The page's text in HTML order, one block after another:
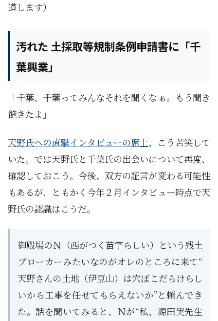
道します）
汚れた 土採取等規制条例申請書に「千
葉興業」
「千葉、千葉ってみんなそれを聞くなぁ。もう聞き
飽きたよ」
天野氏への直撃インタビューの席上、こう苦笑して
いた。では天野氏と千葉氏の出会いについて再度、
確認しておこう。今後、双方の証言が変わる可能性
もあるが、ともかく今年２月インタビュー時点で天
野氏の認識はこうだ。
御殿場のＮ（西がつく苗字らしい）という残土
ブローカーみたいなのがオレのところに来て“
天野さんの土地（伊豆山）は穴ぼこだらけらし
いから工事を任せてもらえないか”と頼んでき
た。話を聞いてみると、Ｎが“私、源田実先生